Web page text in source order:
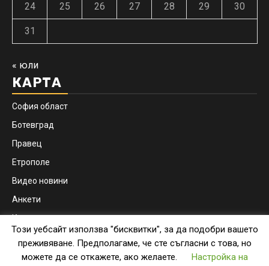
24 25 26 27 28 29 30
31
« юли
КАРТА
София област
Ботевград
Правец
Етрополе
Видео новини
Анкети
Контакти
Този уебсайт използва "бисквитки", за да подобри вашето
преживяване. Предполагаме, че сте съгласни с това, но
можете да се откажете, ако желаете.
Настройка на